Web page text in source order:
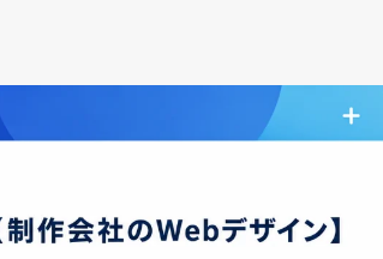
会社概要
代表挨拶
お知らせ
企業サイト
サービス
採用系サービス
企業・営業系サービス